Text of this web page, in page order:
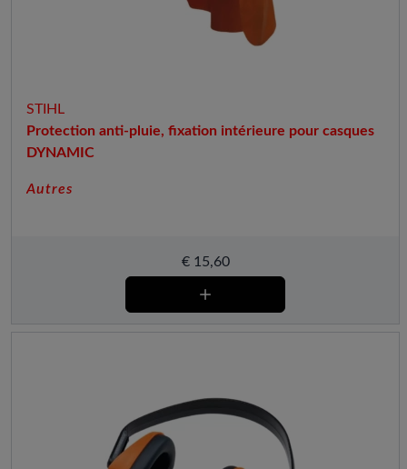
STIHL
Protection anti-pluie, fixation intérieure pour casques
DYNAMIC
Autres
€15,60